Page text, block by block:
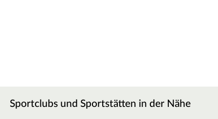
Sportclubs und Sportstätten in der Nähe